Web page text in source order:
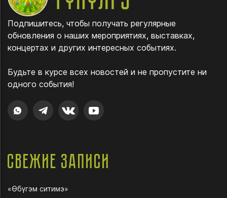
Подпишитесь, чтобы получать регулярные
обновления о наших мероприятиях, выставках,
концертах и других интересных событиях.
Будьте в курсе всех новостей и не пропустите ни
одного события!
Свежие записи
«Өбүгэм ситимэ»